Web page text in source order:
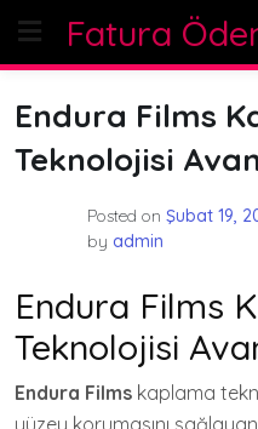
content
Fatura
Endura Films
Teknolojisi
Posted on Şubat 19,
by admin
Endura Films
Teknolojisi
Endura Films kaplama
yüzey korumasını